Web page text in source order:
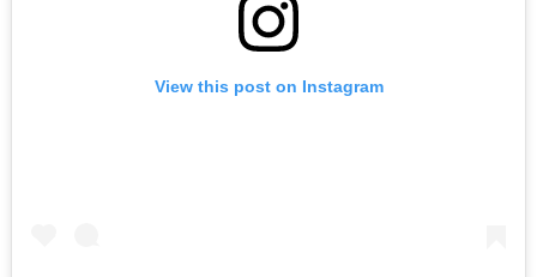
View this post on Instagram